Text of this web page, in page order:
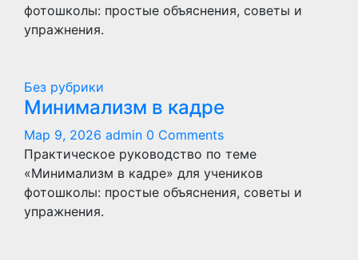
фотошколы: простые объяснения, советы и
упражнения.
Без рубрики
Минимализм в кадре
Мар 9, 2026 admin 0 Comments
Практическое руководство по теме
«Минимализм в кадре» для учеников
фотошколы: простые объяснения, советы и
упражнения.